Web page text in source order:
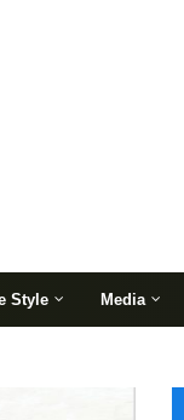
Style Media